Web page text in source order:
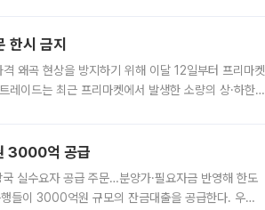
한시 금지
왜곡 현상을 방지하기 위해 이달 12일부터 프리마켓
레이드는 최근 프리마켓에서 발생한 소량의 상·하한
3000억 공급
실수요자 공급 주문…분양가·필요자금 반영해 한도
들이 3000억원 규모의 잔금대출을 공급한다. 우리